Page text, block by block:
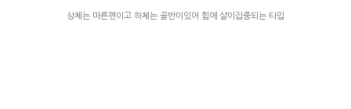
상체는 마른편이고 하체는 골반이있어 힙에 살이집중되는 타입